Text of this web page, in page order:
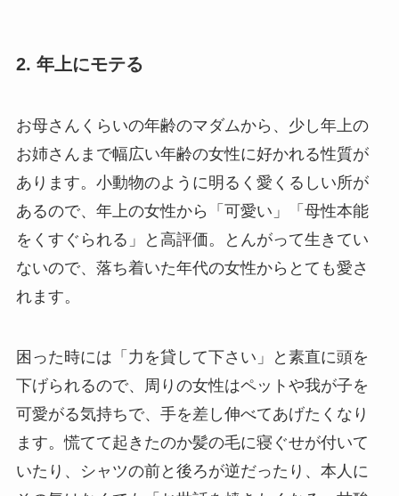
2. 年上にモテる
お母さんくらいの年齢のマダムから、少し年上の
お姉さんまで幅広い年齢の女性に好かれる性質が
あります。小動物のように明るく愛くるしい所が
あるので、年上の女性から「可愛い」「母性本能
をくすぐられる」と高評価。とんがって生きてい
ないので、落ち着いた年代の女性からとても愛さ
れます。
困った時には「力を貸して下さい」と素直に頭を
下げられるので、周りの女性はペットや我が子を
可愛がる気持ちで、手を差し伸べてあげたくなり
ます。慌てて起きたのか髪の毛に寝ぐせが付いて
いたり、シャツの前と後ろが逆だったり、本人に